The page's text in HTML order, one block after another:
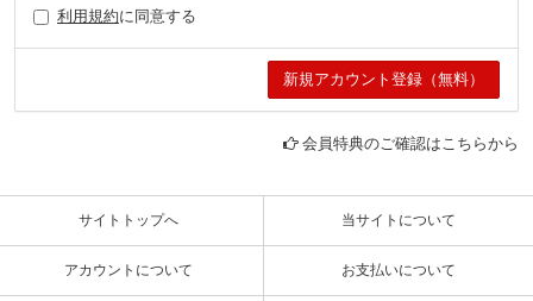
利用規約に同意する
会員特典のご確認はこちらから
サイトトップへ 当サイトについて
アカウントについて お支払いについて